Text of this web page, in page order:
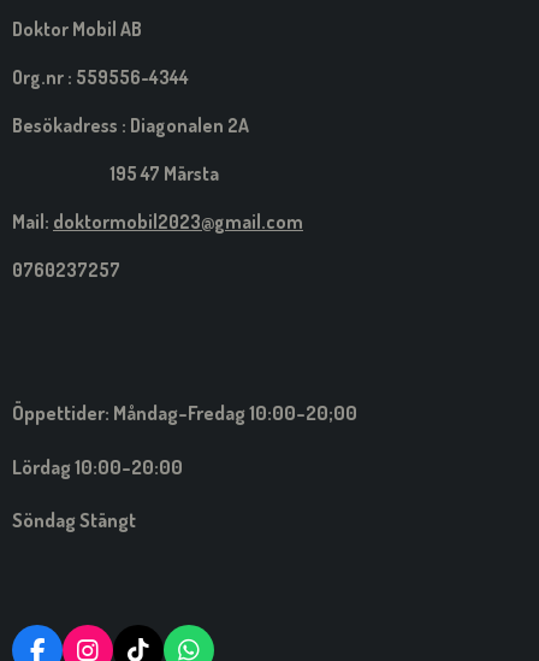
Doktor Mobil AB
Org.nr : 559556-4344
Besökadress : Diagonalen 2A
195 47 Märsta
Mail: doktormobil2023@gmail.com
0760237257
Öppettider: Måndag-Fredag 10:00-20;00
Lördag 10:00-20:00
Söndag Stängt